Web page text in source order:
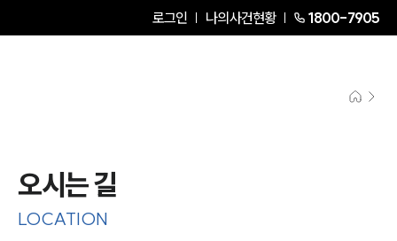
로그인 나의사건현황 1800-7905
오시는 길
LOCATION